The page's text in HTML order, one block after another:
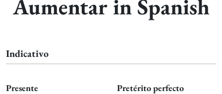
Aumentar in Spanish
Indicativo
Presente Pretérito perfecto